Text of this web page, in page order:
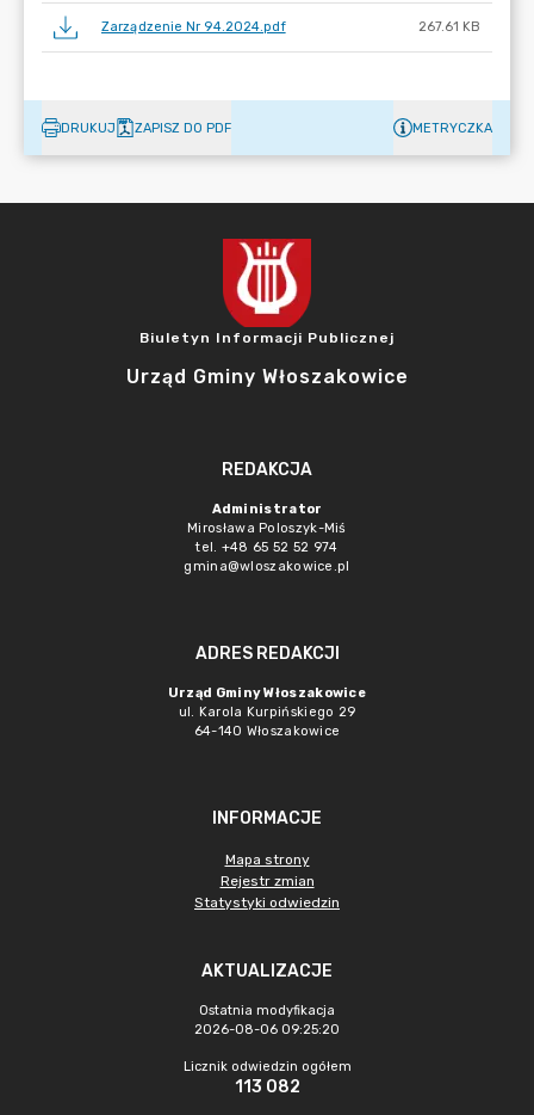
Zarządzenie Nr 94.2024.pdf 267.61 KB
DRUKUJ ZAPISZ DO PDF METRYCZKA
Biuletyn Informacji Publicznej
Urząd Gminy Włoszakowice
REDAKCJA
Administrator
Mirosława Poloszyk-Miś
tel. +48 65 52 52 974
gmina@wloszakowice.pl
ADRES REDAKCJI
Urząd Gminy Włoszakowice
ul. Karola Kurpińskiego 29
64-140 Włoszakowice
INFORMACJE
Mapa strony
Rejestr zmian
Statystyki odwiedzin
AKTUALIZACJE
Ostatnia modyfikacja
2026-08-06 09:25:20
Licznik odwiedzin ogółem
113 082